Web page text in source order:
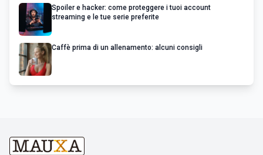
Spoiler e hacker: come proteggere i tuoi account
streaming e le tue serie preferite
Caffè prima di un allenamento: alcuni consigli